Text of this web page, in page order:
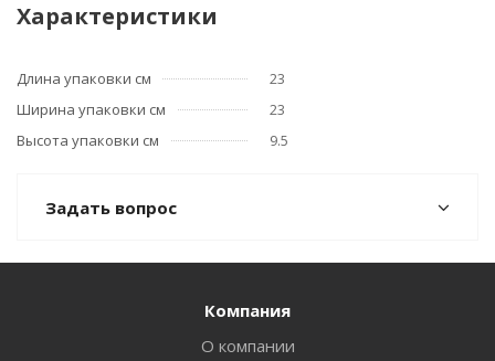
Характеристики
Длина упаковки см
23
Ширина упаковки см
23
Высота упаковки см
9.5
Задать вопрос
Компания
О компании